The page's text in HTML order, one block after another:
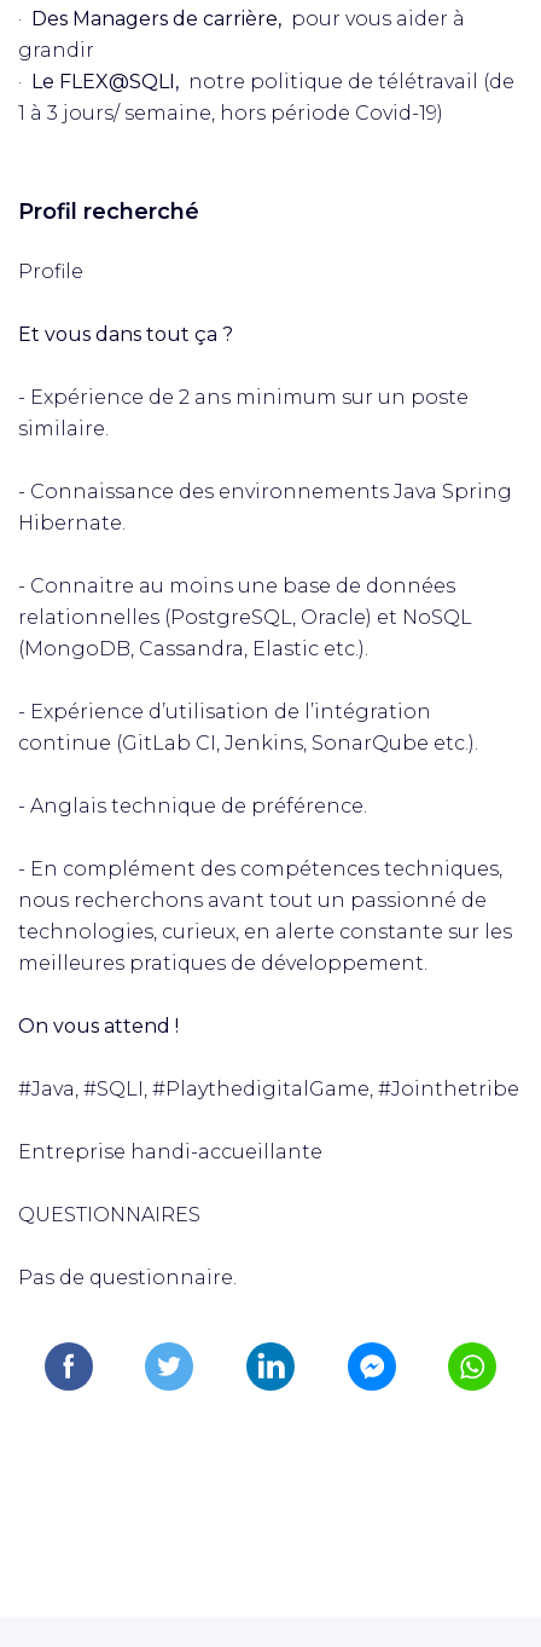
· Des Managers de carrière, pour vous aider à
grandir
· Le FLEX@SQLI, notre politique de télétravail (de
1 à 3 jours/ semaine, hors période Covid-19)​
Profil recherché
Profile
Et vous dans tout ça ?
- Expérience de 2 ans minimum sur un poste
similaire.
- Connaissance des environnements Java Spring
Hibernate.
- Connaitre au moins une base de données
relationnelles (PostgreSQL, Oracle) et NoSQL
(MongoDB, Cassandra, Elastic etc.).
- Expérience d’utilisation de l’intégration
continue (GitLab CI, Jenkins, SonarQube etc.).
- Anglais technique de préférence.
- En complément des compétences techniques,
nous recherchons avant tout un passionné de
technologies, curieux, en alerte constante sur les
meilleures pratiques de développement.
On vous attend !
#Java, #SQLI, #PlaythedigitalGame, #Jointhetribe
Entreprise handi-accueillante
QUESTIONNAIRES
Pas de questionnaire.